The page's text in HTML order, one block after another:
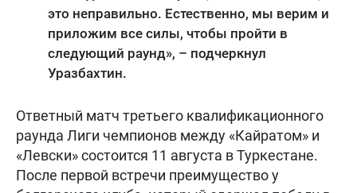
это неправильно. Естественно, мы верим и
приложим все силы, чтобы пройти в
следующий раунд», – подчеркнул
Уразбахтин.
Ответный матч третьего квалификационного
раунда Лиги чемпионов между «Кайратом» и
«Левски» состоится 11 августа в Туркестане.
После первой встречи преимущество у